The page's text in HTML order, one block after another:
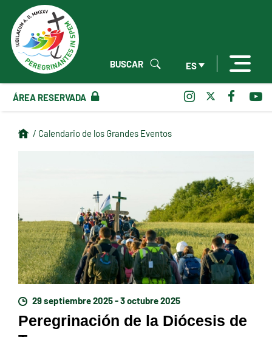
ES
BUSCAR
ÁREA RESERVADA
/ Calendario de los Grandes Eventos
29 septiembre 2025 - 3 octubre 2025
Peregrinación de la Diócesis de